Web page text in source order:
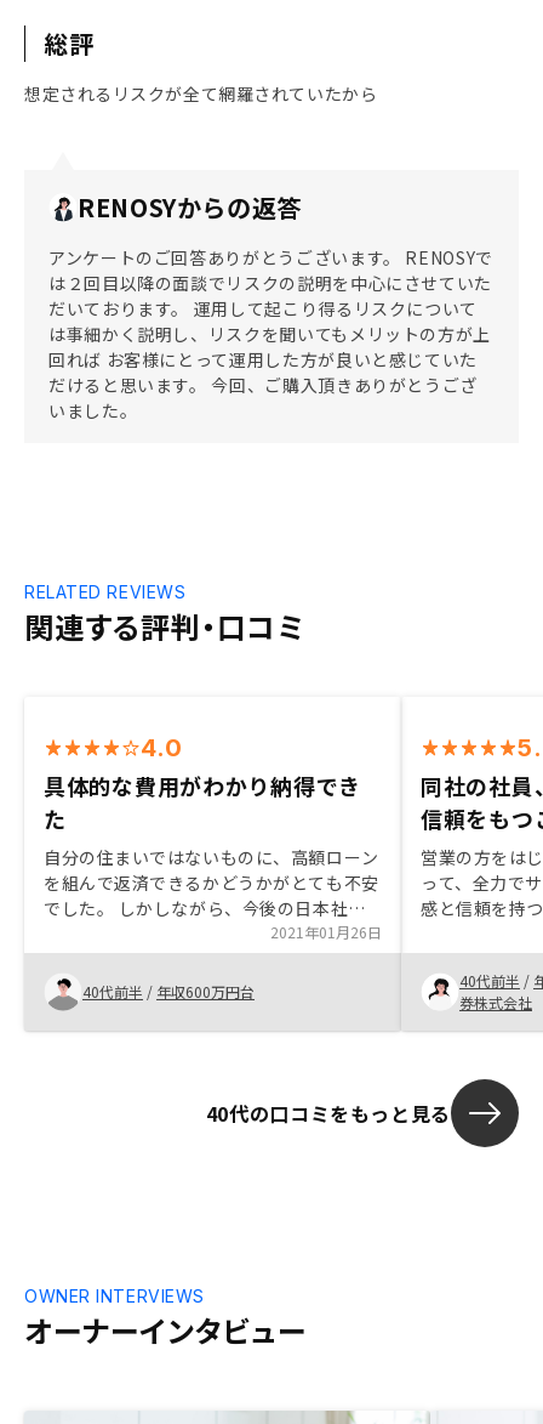
総評
想定されるリスクが全て網羅されていたから
RENOSYからの返答
アンケートのご回答ありがとうございます。 RENOSYで
は２回目以降の面談でリスクの説明を中心にさせていた
だいております。 運用して起こり得るリスクについて
は事細かく説明し、リスクを聞いてもメリットの方が上
回れば お客様にとって運用した方が良いと感じていた
だけると思います。 今回、ご購入頂きありがとうござ
いました。
関連する評判・口コミ
RELATED REVIEWS
4.0
具体的な費用がわかり納得でき
た
自分の住まいではないものに、高額ローン
を組んで返済できるかどうかがとても不安
でした。 しかしながら、今後の日本社会
の想定などから、具体的な持ち出し費用な
どを聞いていき納得でき不安感が拭えてい
きました。 すべて理解できてる訳ではな
いかと思いますが、多くの方が検討すべき
資産運用かと思います。営業担当者の方
だけるので、担当を増やしてそれぞれに細
2021年01月26日
40代前半 / 年収600万円台
同社の社員
信頼をもつ
営業の方をは
って、全力で
感と信頼を持
的確に答えて
の決断をする
40代前半 /
券株式会社
40代の口コミをもっと見る
オーナーインタビュー
OWNER INTERVIEWS